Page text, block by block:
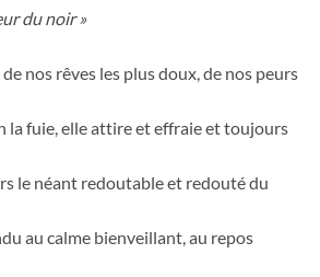
du noir »
nos rêves les plus doux, de nos peurs
la fuie, elle attire et effraie et toujours
le néant redoutable et redouté du
au calme bienveillant, au repos